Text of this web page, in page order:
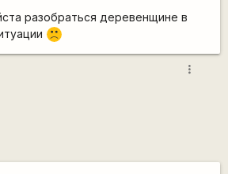
разобраться деревенщине в
:(
more_vert